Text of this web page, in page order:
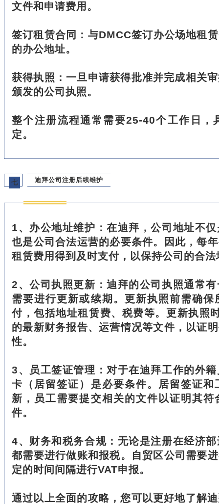
文件和申请费用。
签订租赁合同：与DMCC签订办公场地租
的办公地址。
获得执照：一旦申请获得批准并完成相关
颁发的公司执照。
整个注册流程通常需要25-40个工作日，
定。
七 迪拜公司注册后续维护
1、办公地址维护：在迪拜，公司地址不
也是公司合法运营的必要条件。因此，每
租赁费用得到及时支付，以保持公司的合法
2、公司执照更新：迪拜的公司执照通常
需要进行更新或续期。更新执照前需确
付，包括地址租赁费、税费等。更新执照
的最新财务报告、运营情况等文件，以证
性。
3、员工签证管理：对于在迪拜工作的外
卡（居留签证）是必要条件。居留签证
新，员工需要提交相关的文件以证明其
件。
4、财务和税务合规：无论是注册在经济
都需要进行做账和报税。自贸区公司需要
定的时间间隔进行VAT申报。
通过以上全面的攻略，您可以更好地了解